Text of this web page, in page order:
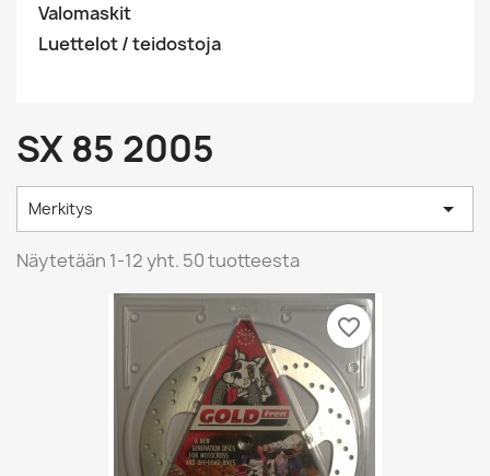
Valomaskit
Luettelot / teidostoja
SX 85 2005
Merkitys 
Näytetään 1-12 yht. 50 tuotteesta
favorite_border